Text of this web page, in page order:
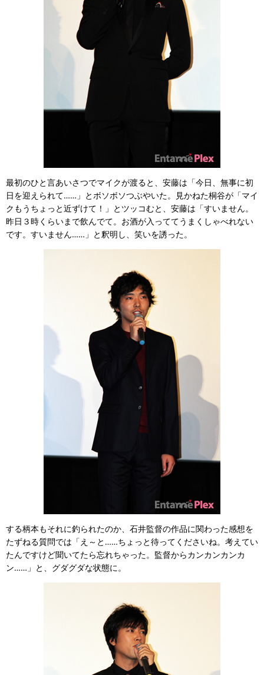
最初のひと言あいさつでマイクが渡ると、安藤は「今日、無事に初
日を迎えられて……」とボソボソつぶやいた。見かねた桐谷が「マイ
クもうちょっと近ずけて！」とツッコむと、安藤は「すいません。
昨日３時くらいまで飲んでて。お酒が入っててうまくしゃべれない
です。すいません……」と釈明し、笑いを誘った。
する柄本もそれに釣られたのか、石井監督の作品に関わった感想を
たずねる質問では「え～と……ちょっと待ってくださいね。考えてい
たんですけど聞いてたら忘れちゃった。監督からカンカンカンカ
ン……」と、グダグダな状態に。